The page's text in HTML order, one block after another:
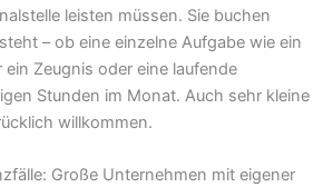
leisten müssen. Sie buchen
– ob eine einzelne Aufgabe wie ein
Zeugnis oder eine laufende
Stunden im Monat. Auch sehr kleine
willkommen.
Große Unternehmen mit eigener